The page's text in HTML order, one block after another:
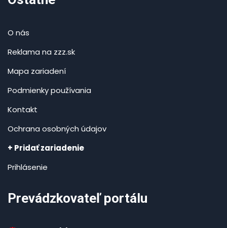
O nás
Reklama na zzz.sk
Mapa zariadení
Podmienky používania
Kontakt
Ochrana osobných údajov
+ Pridať zariadenie
Prihlásenie
Prevádzkovateľ portálu